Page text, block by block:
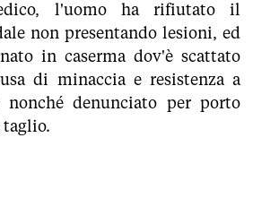
l'uomo ha rifiutato il
non presentando lesioni, ed
in caserma dov'è scattato
di minaccia e resistenza a
denunciato per porto
taglio.